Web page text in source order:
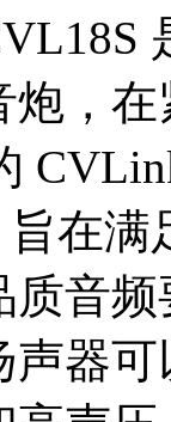
，
在
质音
声器